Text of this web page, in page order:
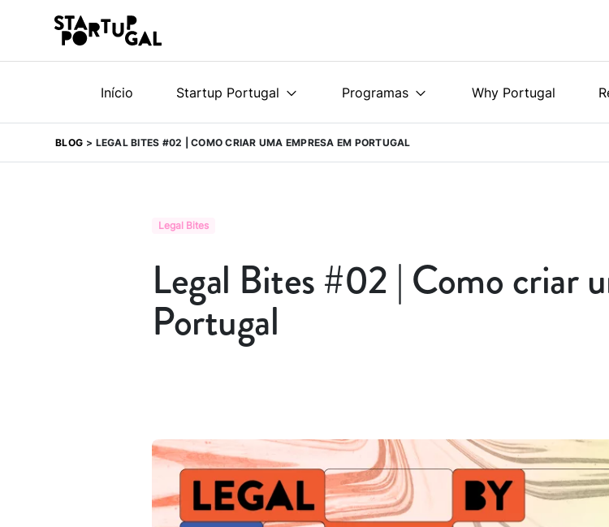
Início Startup Portugal Programas Why Portugal
BLOG LEGAL BITES #02 | COMO CRIAR UMA EMPRESA EM PORTUGAL
Legal Bites
Legal Bites #02 | Como criar
Portugal